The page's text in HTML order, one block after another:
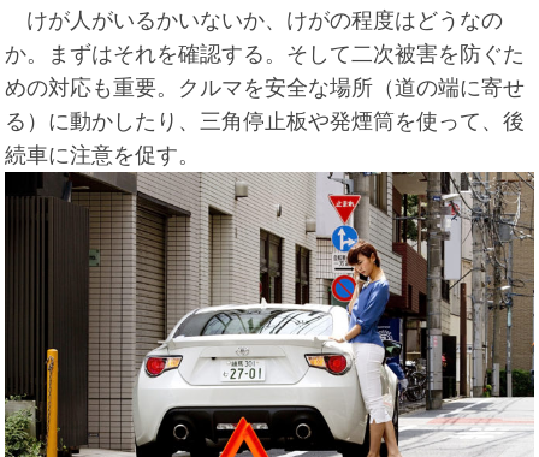
けが人がいるかいないか、けがの程度はどうなの
か。まずはそれを確認する。そして二次被害を防ぐた
めの対応も重要。クルマを安全な場所（道の端に寄せ
る）に動かしたり、三角停止板や発煙筒を使って、後
続車に注意を促す。